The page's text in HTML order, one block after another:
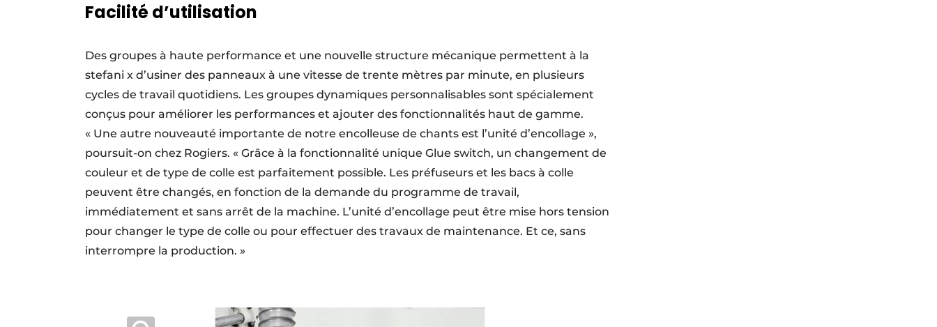
Facilité d’utilisation
Des groupes à haute performance et une nouvelle structure mécanique permettent à la
stefani x d’usiner des panneaux à une vitesse de trente mètres par minute, en plusieurs
cycles de travail quotidiens. Les groupes dynamiques personnalisables sont spécialement
conçus pour améliorer les performances et ajouter des fonctionnalités haut de gamme.
« Une autre nouveauté importante de notre encolleuse de chants est l’unité d’encollage »,
poursuit-on chez Rogiers. « Grâce à la fonctionnalité unique Glue switch, un changement de
couleur et de type de colle est parfaitement possible. Les préfuseurs et les bacs à colle
peuvent être changés, en fonction de la demande du programme de travail,
immédiatement et sans arrêt de la machine. L’unité d’encollage peut être mise hors tension
pour changer le type de colle ou pour effectuer des travaux de maintenance. Et ce, sans
interrompre la production. »